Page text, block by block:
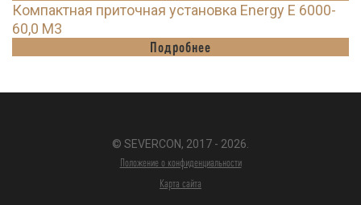
Компактная приточная установка Energy E 6000-
60,0 M3
Подробнее
© SEVERCON, 2017 - 2026.
Положение о конфиденциальности
Карта сайта